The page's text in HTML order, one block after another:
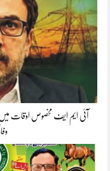
آئی ایم ایف مخصوص اوقات